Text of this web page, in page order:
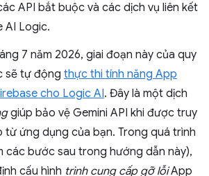
API bắt buộc và các dịch vụ liên kết
AI Logic.
7 năm 2026, giai đoạn này của quy
sẽ tự động thực thi tính năng App
cho Logic AI. Đây là một dịch
giúp bảo vệ Gemini API khi được truy
ứng dụng của bạn. Trong quá trình
các bước sau trong hướng dẫn này),
cấu hình trình cung cấp gỡ lỗiApp